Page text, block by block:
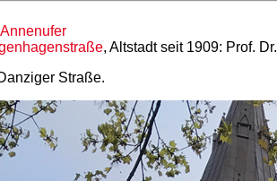
, Altstadt seit 1909: Prof.
Straße.